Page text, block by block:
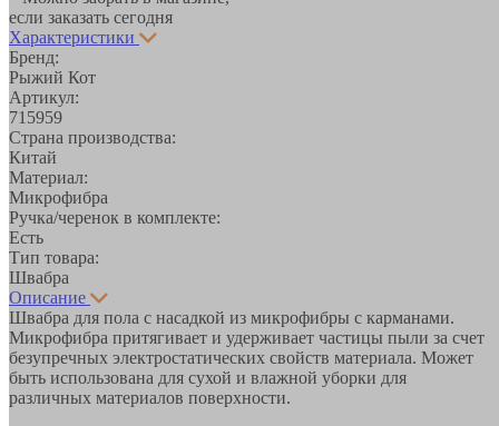
если заказать сегодня
Характеристики
Бренд:
Рыжий Кот
Артикул:
715959
Страна производства:
Китай
Материал:
Микрофибра
Ручка/черенок в комплекте:
Есть
Тип товара:
Швабра
Описание
Швабра для пола с насадкой из микрофибры с карманами.
Микрофибра притягивает и удерживает частицы пыли за счет
безупречных электростатических свойств материала. Может
быть использована для сухой и влажной уборки для
различных материалов поверхности.